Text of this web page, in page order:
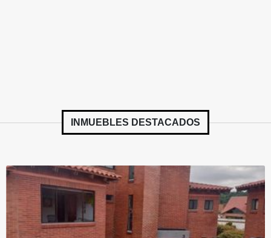
INMUEBLES DESTACADOS